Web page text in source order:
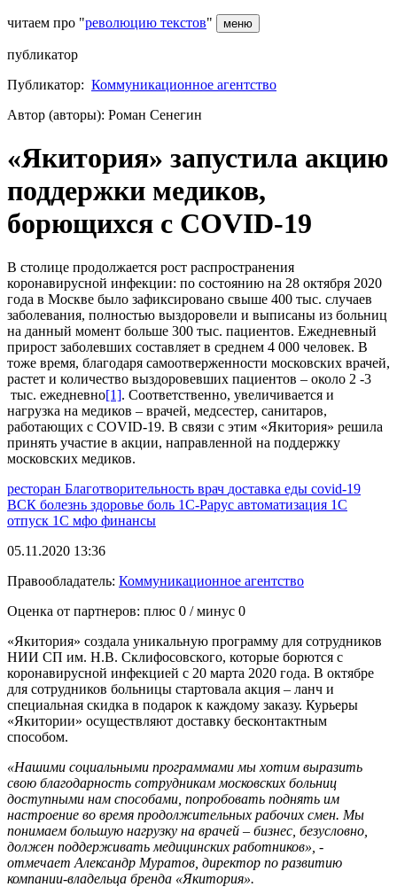
читаем про "революцию текстов" меню
публикатор
Публикатор: Коммуникационное агентство
Автор (авторы): Роман Сенегин
«Якитория» запустила акцию
поддержки медиков,
борющихся с COVID-19
В столице продолжается рост распространения
коронавирусной инфекции: по состоянию на 28 октября 2020
года в Москве было зафиксировано свыше 400 тыс. случаев
заболевания, полностью выздоровели и выписаны из больниц
на данный момент больше 300 тыс. пациентов. Ежедневный
прирост заболевших составляет в среднем 4 000 человек. В
тоже время, благодаря самоотверженности московских врачей,
растет и количество выздоровевших пациентов – около 2 -3
тыс. ежедневно[1]. Соответственно, увеличивается и
нагрузка на медиков – врачей, медсестер, санитаров,
работающих с COVID-19. В связи с этим «Якитория» решила
принять участие в акции, направленной на поддержку
московских медиков.
ресторан Благотворительность врач доставка еды covid-19
ВСК болезнь здоровье боль 1С-Рарус автоматизация 1С
отпуск 1С мфо финансы
05.11.2020 13:36
Правообладатель: Коммуникационное агентство
Оценка от партнеров: плюс 0 / минус 0
«Якитория» создала уникальную программу для сотрудников
НИИ СП им. Н.В. Склифосовского, которые борются с
коронавирусной инфекцией с 20 марта 2020 года. В октябре
для сотрудников больницы стартовала акция – ланч и
специальная скидка в подарок к каждому заказу. Курьеры
«Якитории» осуществляют доставку бесконтактным
способом.
«Нашими социальными программами мы хотим выразить
свою благодарность сотрудникам московских больниц
доступными нам способами, попробовать поднять им
настроение во время продолжительных рабочих смен. Мы
понимаем большую нагрузку на врачей – бизнес, безусловно,
должен поддерживать медицинских работников», -
отмечает Александр Муратов, директор по развитию
компании-владельца бренда «Якитория».